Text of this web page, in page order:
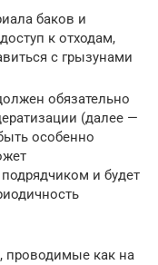
баков и
к отходам,
с грызунами
обязательно
(далее —
особенно
и будет
проводимые как на